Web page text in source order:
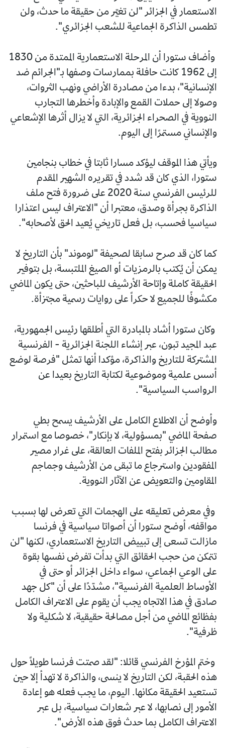
الاستعمار في الجزائر "لن تغيّر من حقيقة ما حدث، ولن
تطمس الذاكرة الجماعية للشعب الجزائري".
وأضاف ستورا أن المرحلة الاستعمارية الممتدة من 1830
إلى 1962 كانت حافلة بممارسات وصفها بـ"الجرائم ضد
الإنسانية"، بدءا من مصادرة الأراضي ونهب الثروات،
وصولا إلى حملات القمع والإبادة وأخطرها التجارب
النووية في الصحراء الجزائرية، التي لا يزال أثرها الإشعاعي
والإنساني مستمرًا إلى اليوم.
ويأتي هذا الموقف ليؤكد مسارا ثابتا في خطاب بنجامين
ستورا، الذي كان قد شدد في تقريره الشهير المقدم
للرئيس الفرنسي سنة 2020 على ضرورة فتح ملف
الذاكرة بجرأة وصدق، معتبرا أن "الاعتراف ليس اعتذارا
سياسيا فحسب، بل فعل تاريخي يُعيد الحق لأصحابه".
كما كان قد صرح سابقا لصحيفة "لوموند" بأن التاريخ لا
يمكن أن يُكتب بالرمزيات أو الصيغ الملتبسة، بل بتوفير
الحقيقة كاملة وإتاحة الأرشيف للباحثين، حتى يكون الماضي
مكشوفًا للجميع لا حكراً على روايات رسمية مجتزأة.
وكان ستورا أشاد بالمبادرة التي أطلقها رئيس الجمهورية،
عبد المجيد تبون، عبر إنشاء اللجنة الجزائرية - الفرنسية
المشتركة للتاريخ والذاكرة، مؤكدا أنها تمثل "فرصة لوضع
أسس علمية وموضوعية لكتابة التاريخ بعيدا عن
الرواسب السياسية".
وأوضح أن الاطلاع الكامل على الأرشيف يسمح بطي
صفحة الماضي "بمسؤولية، لا بإنكار"، خصوصا مع استمرار
مطالب الجزائر بفتح الملفات العالقة، على غرار مصير
المفقودين واسترجاع ما تبقى من الأرشيف وجماجم
المقاومين والتعويض عن الآثار النووية.
وفي معرض تعليقه على الهجمات التي تعرض لها بسبب
مواقفه، أوضح ستورا أن أصواتا سياسية في فرنسا
مازالت تسعى إلى تبييض التاريخ الاستعماري، لكنها "لن
تتمكن من حجب الحقائق التي بدأت تفرض نفسها بقوة
على الوعي الجماعي، سواء داخل الجزائر أو حتى في
الأوساط العلمية الفرنسية"، مشدّدًا على أن "كل جهد
صادق في هذا الاتجاه يجب أن يقوم على الاعتراف الكامل
بفظائع الماضي من أجل مصالحة حقيقية، لا شكلية ولا
ظرفية".
وختم المؤرخ الفرنسي قائلا: "لقد صمتت فرنسا طويلًا حول
هذه الحقبة، لكن التاريخ لا ينسى، والذاكرة لا تهدأ إلا حين
تستعيد الحقيقة مكانها. اليوم، ما يجب فعله هو إعادة
الأمور إلى نصابها، لا عبر شعارات سياسية، بل عبر
الاعتراف الكامل بما حدث فوق هذه الأرض".